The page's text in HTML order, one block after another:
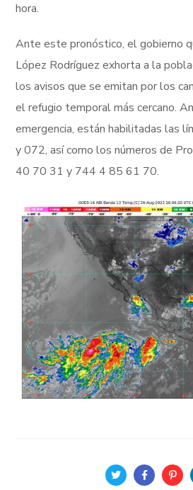
hora.
Ante este pronóstico, el gobierno
López Rodríguez exhorta a la
los avisos que se emitan por los
el refugio temporal más cercano.
emergencia, están habilitadas las
y 072, así como los números de
40 70 31 y 744 4 85 61 70.